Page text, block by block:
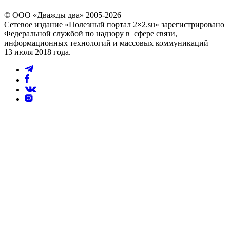
© ООО «Дважды два» 2005-2026
Сетевое издание «Полезный портал 2×2.su» зарегистрировано
Федеральной службой по надзору в сфере связи,
информационных технологий и массовых коммуникаций
13 июля 2018 года.